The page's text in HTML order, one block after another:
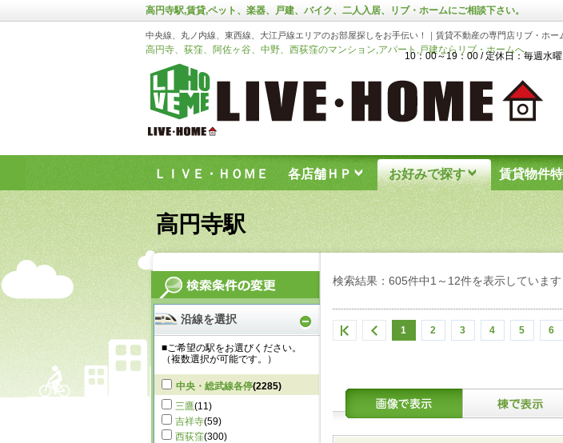
沿線を選択
■ご希望の駅をお選びください。
（複数選択が可能です。）
中央・総武線各停(2285)
三鷹(11)
吉祥寺(59)
西荻窪(300)
高円寺駅,賃貸,ペット、楽器、戸建、バイク、二人入居、リブ・ホームにご相談下さい。
中央線、丸ノ内線、東西線、大江戸線エリアのお部屋探しをお手伝い！｜賃貸不動産の専門店リブ・ホー
高円寺、荻窪、阿佐ヶ谷、中野、西荻窪のマンション,アパート,戸建ならリブ・ホームへ
10：00～19：00 / 定休日：毎週水曜
ＬＩＶＥ・ＨＯＭＥ 各店舗ＨＰ お好みで探す 賃貸物件
お問い合わせフォーム
高円寺駅
検索結果：605件中1～12件を表示しています
1 2 3 4 5 6